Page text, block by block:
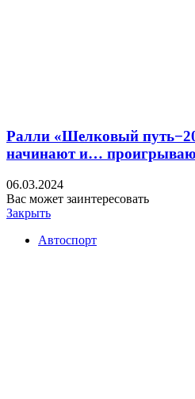
Ралли «Шелковый
начинают и…
06.03.2024
Вас может заинтересовать
Закрыть
Автоспорт